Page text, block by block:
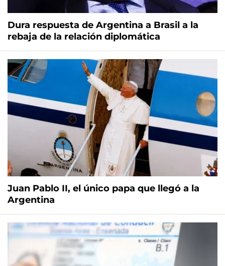
Dura respuesta de Argentina a Brasil a la
rebaja de la relación diplomática
Juan Pablo II, el único papa que llegó a la
Argentina